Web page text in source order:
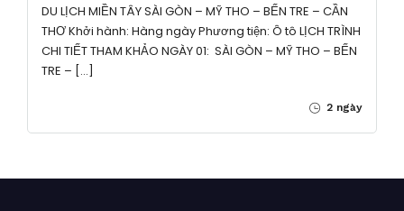
DU LỊCH MIỀN TÂY SÀI GÒN – MỸ THO – BẾN TRE – CẦN
THƠ Khởi hành: Hàng ngày Phương tiện: Ô tô LỊCH TRÌNH
CHI TIẾT THAM KHẢO NGÀY 01: SÀI GÒN – MỸ THO – BẾN
TRE – […]
2 ngày